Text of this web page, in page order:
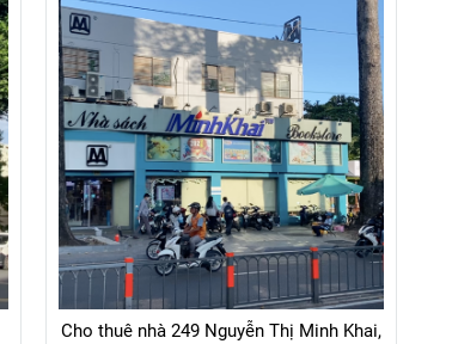
Cho thuê nhà 249 Nguyễn Thị Minh Khai,